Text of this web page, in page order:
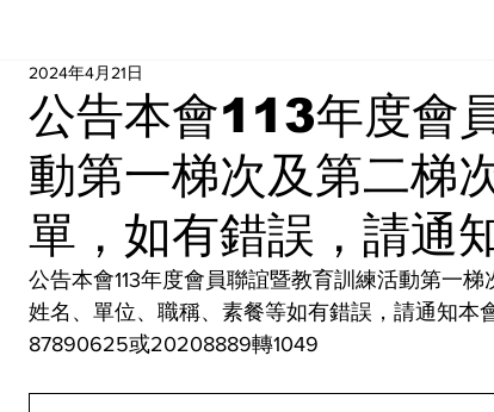
公告本會113年度會
動第一梯次及第二梯
單，如有錯誤，請通
2024年4月21日
公告本會113年度會員聯誼暨教育訓練活動第一
姓名、單位、職稱、素餐等如有錯誤，請通知本
87890625或20208889轉1049